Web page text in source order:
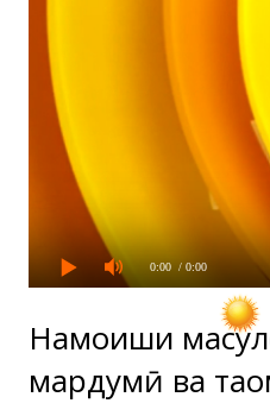
0:00 / 0:00
Намоиши
мардумӣ ва